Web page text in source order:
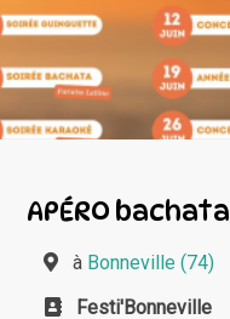
APÉRO bachata
à Bonneville (74)
Festi'Bonneville